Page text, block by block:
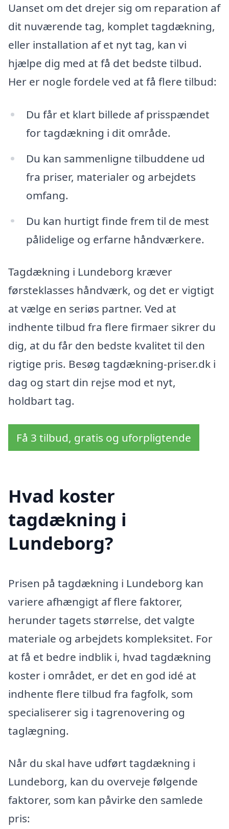
Uanset om det drejer sig om reparation af
dit nuværende tag, komplet tagdækning,
eller installation af et nyt tag, kan vi
hjælpe dig med at få det bedste tilbud.
Her er nogle fordele ved at få flere tilbud:
Du får et klart billede af prisspændet
for tagdækning i dit område.
Du kan sammenligne tilbuddene ud
fra priser, materialer og arbejdets
omfang.
Du kan hurtigt finde frem til de mest
pålidelige og erfarne håndværkere.
Tagdækning i Lundeborg kræver
førsteklasses håndværk, og det er vigtigt
at vælge en seriøs partner. Ved at
indhente tilbud fra flere firmaer sikrer du
dig, at du får den bedste kvalitet til den
rigtige pris. Besøg tagdækning-priser.dk i
dag og start din rejse mod et nyt,
holdbart tag.
Få 3 tilbud, gratis og uforpligtende
Hvad koster
tagdækning i
Lundeborg?
Prisen på tagdækning i Lundeborg kan
variere afhængigt af flere faktorer,
herunder tagets størrelse, det valgte
materiale og arbejdets kompleksitet. For
at få et bedre indblik i, hvad tagdækning
koster i området, er det en god idé at
indhente flere tilbud fra fagfolk, som
specialiserer sig i tagrenovering og
taglægning.
Når du skal have udført tagdækning i
Lundeborg, kan du overveje følgende
faktorer, som kan påvirke den samlede
pris: